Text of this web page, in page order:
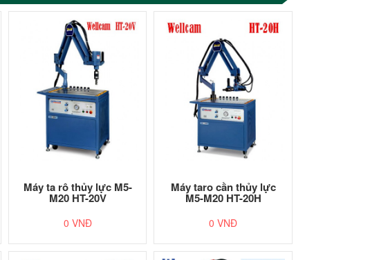
Máy ta rô thủy lực M5-
M20 HT-20V
0 VNĐ
Máy taro cần thủy lực
M5-M20 HT-20H
0 VNĐ